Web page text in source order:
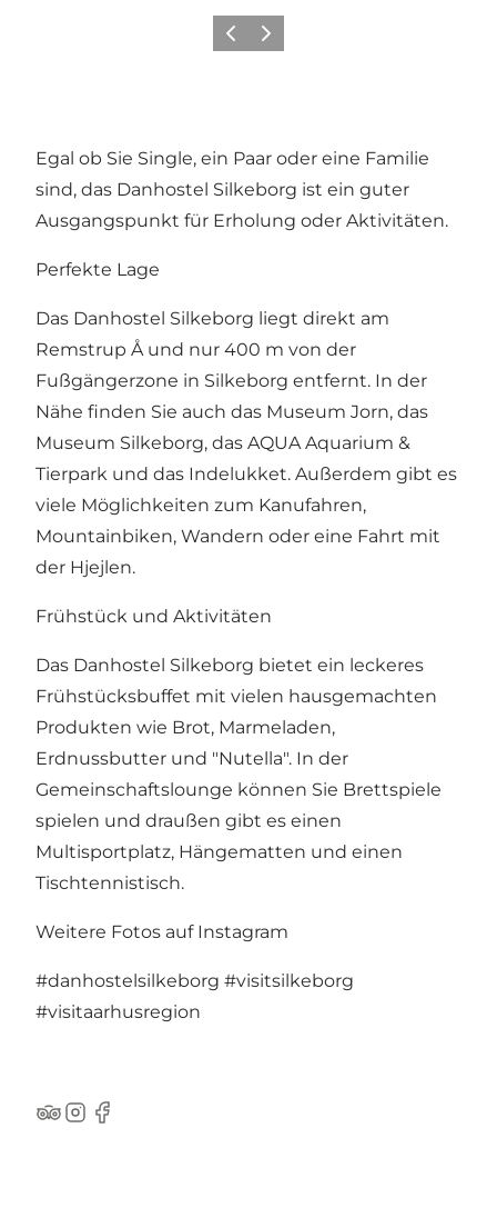
ZurückWeiter
Egal ob Sie Single, ein Paar oder eine Familie
sind, das Danhostel Silkeborg ist ein guter
Ausgangspunkt für Erholung oder Aktivitäten.
Perfekte Lage
Das Danhostel Silkeborg liegt direkt am
Remstrup Å und nur 400 m von der
Fußgängerzone in Silkeborg entfernt. In der
Nähe finden Sie auch das Museum Jorn, das
Museum Silkeborg, das AQUA Aquarium &
Tierpark und das Indelukket. Außerdem gibt es
viele Möglichkeiten zum Kanufahren,
Mountainbiken, Wandern oder eine Fahrt mit
der Hjejlen.
Frühstück und Aktivitäten
Das Danhostel Silkeborg bietet ein leckeres
Frühstücksbuffet mit vielen hausgemachten
Produkten wie Brot, Marmeladen,
Erdnussbutter und "Nutella". In der
Gemeinschaftslounge können Sie Brettspiele
spielen und draußen gibt es einen
Multisportplatz, Hängematten und einen
Tischtennistisch.
Weitere Fotos auf Instagram
#danhostelsilkeborg #visitsilkeborg
#visitaarhusregion
TripAdvisor
Instagram
Facebook